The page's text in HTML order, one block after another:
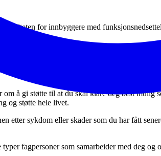
for innbyggere med
alle aldre.
deltakelse og evne til å mestre eget liv. Det
å gi støtte til at du skal klare deg best
og støtte hele livet.
etter sykdom eller skader som du har fått
fagpersoner som samarbeider med deg og